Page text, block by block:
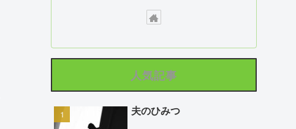
人気記事
夫のひみつ